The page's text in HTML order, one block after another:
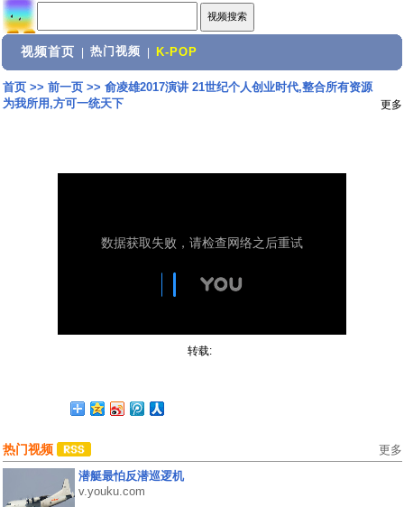
视频首页 热门视频 K-POP
首页>> 前一页>> 俞凌雄2017演讲 21世纪个人创业时代,整合所有资源
为我所用,方可一统天下
更多
转载:
热门视频 更多
潜艇最怕反潜巡逻机
v.youku.com